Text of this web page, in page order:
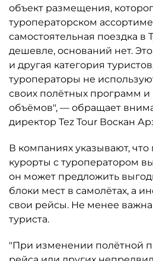
объект размещения,
туроператорском
самостоятельная поездка в
дешевле, оснований нет.
и другая категория
туроператоры не
своих полётных программ и
объёмов", — обращает
директор Tez Tour Воскан
В компаниях указывают,
курорты с туроператором
он может предложить
блоки мест в самолётах, а
свои рейсы. Не менее важна
туриста.
"При изменении полётной